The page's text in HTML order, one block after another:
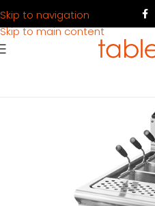
Skip to navigation
Skip to main content
Köksutrustning